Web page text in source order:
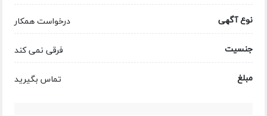
نوع آگهی
درخواست همکار
جنسیت
فرقی نمی کند
مبلغ
تماس بگیرید